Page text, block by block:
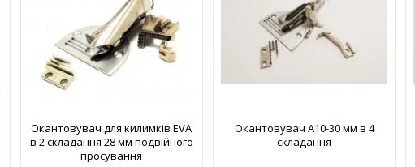
Окантовувач для килимків EVA
в 2 складання 28 мм подвійного
просування
Окантовувач А10-30 мм в 4
складання